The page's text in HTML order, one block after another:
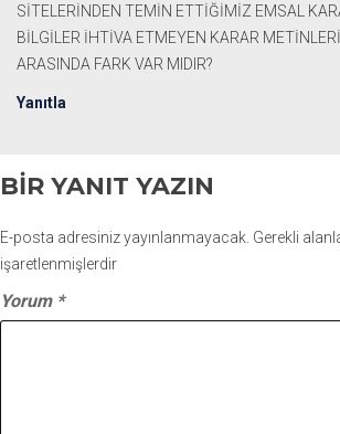
SİTELERİNDEN TEMİN ETTİĞİMİZ EMSAL
BİLGİLER İHTİVA ETMEYEN KARAR
ARASINDA FARK VAR MIDIR?
Yanıtla
BIR YANIT YAZIN
E-posta adresiniz yayınlanmayacak. Gerekli
işaretlenmişlerdir
Yorum *